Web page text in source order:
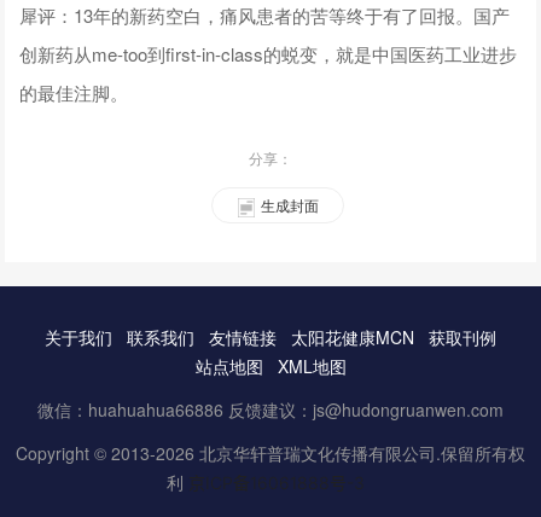
犀评：13年的新药空白，痛风患者的苦等终于有了回报。国产
创新药从me-too到first-in-class的蜕变，就是中国医药工业进步
的最佳注脚。
分享：
生成封面
关于我们 联系我们 友情链接 太阳花健康MCN
获取刊例
站点地图
XML地图
微信：huahuahua66886 反馈建议：js@hudongruanwen.com
Copyright © 2013-2026 北京华轩普瑞文化传播有限公司.保留所有权
利 京ICP备16061888号-3